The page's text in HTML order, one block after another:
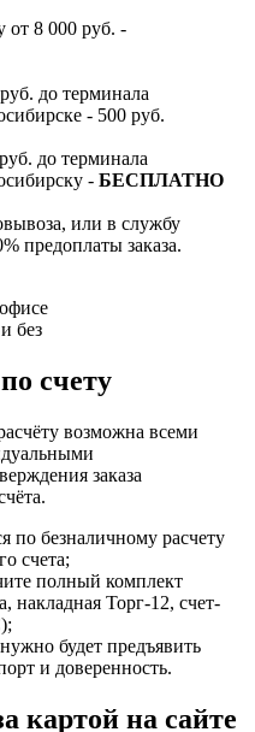
от 8 000 руб. -
до терминала
- 500 руб.
до терминала
- БЕСПЛАТНО
или в службу
предоплаты заказа.
без
счету
возможна всеми
заказа
по безналичному расчету
счета;
полный комплект
накладная Торг-12, счет-
будет предъявить
и доверенность.
картой на сайте